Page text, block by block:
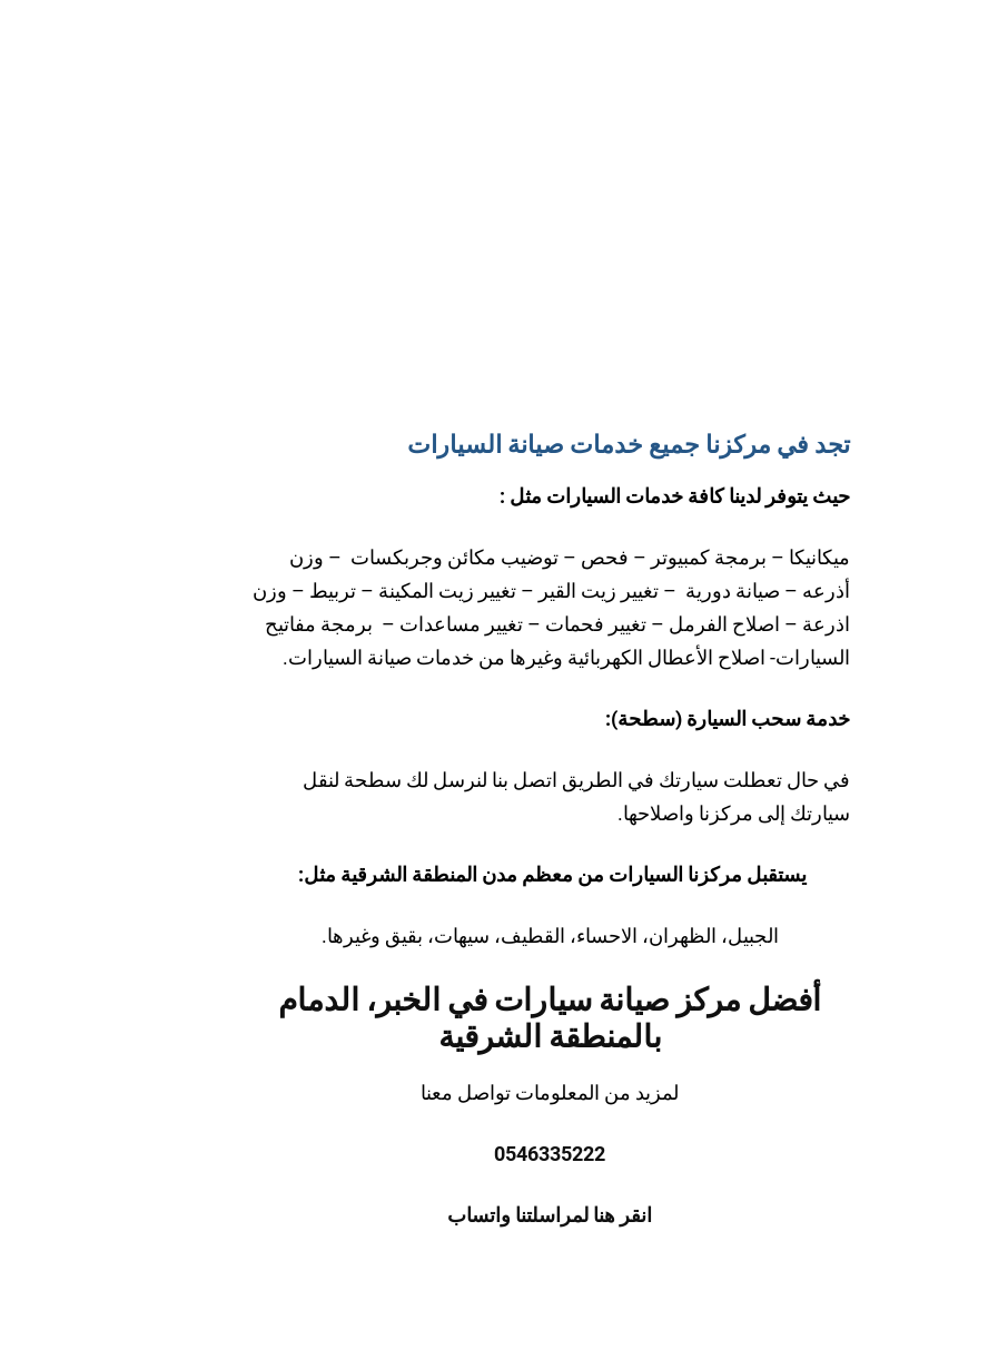
تجد في مركزنا جميع خدمات صيانة السيارات
حيث يتوفر لدينا كافة خدمات السيارات مثل :
ميكانيكا – برمجة كمبيوتر – فحص – توضيب مكائن وجربكسات – وزن
أذرعه – صيانة دورية – تغيير زيت القير – تغيير زيت المكينة – تربيط – وزن
اذرعة – اصلاح الفرمل – تغيير فحمات – تغيير مساعدات – برمجة مفاتيح
السيارات- اصلاح الأعطال الكهربائية وغيرها من خدمات صيانة السيارات.
خدمة سحب السيارة (سطحة):
في حال تعطلت سيارتك في الطريق اتصل بنا لنرسل لك سطحة لنقل
سيارتك إلى مركزنا واصلاحها.
يستقبل مركزنا السيارات من معظم مدن المنطقة الشرقية مثل:
الجبيل، الظهران، الاحساء، القطيف، سيهات، بقيق وغيرها.
أفضل مركز صيانة سيارات في الخبر، الدمام
بالمنطقة الشرقية
لمزيد من المعلومات تواصل معنا
0546335222
انقر هنا لمراسلتنا واتساب